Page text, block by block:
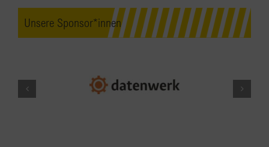
Unsere Sponsor*innen